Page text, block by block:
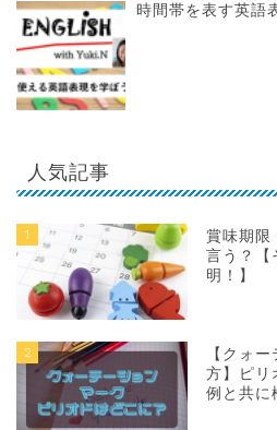
時間帯を表す英語
人気記事
1
賞味期限
言う？【
明！】
2
【クォ
方】ピリ
例と共に